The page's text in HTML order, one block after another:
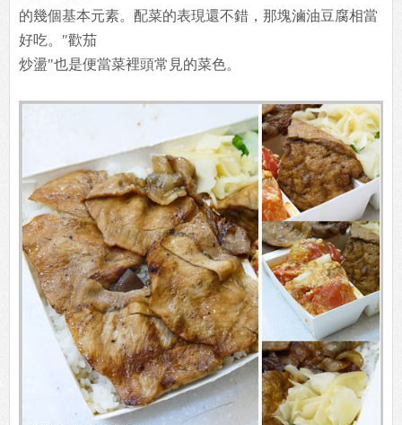
的幾個基本元素。配菜的表現還不錯，那塊滷油豆腐相當
好吃。"歡茄
炒盪"也是便當菜裡頭常見的菜色。